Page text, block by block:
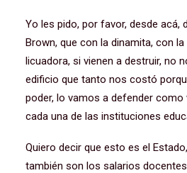
Yo les pido, por favor, desde acá,
Brown, que con la dinamita, con
licuadora, si vienen a destruir, no
edificio que tanto nos costó
poder, lo vamos a defender
cada una de las instituciones
Quiero decir que esto es el
también son los salarios